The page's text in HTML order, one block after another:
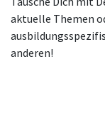
aktuelle Themen
anderen!